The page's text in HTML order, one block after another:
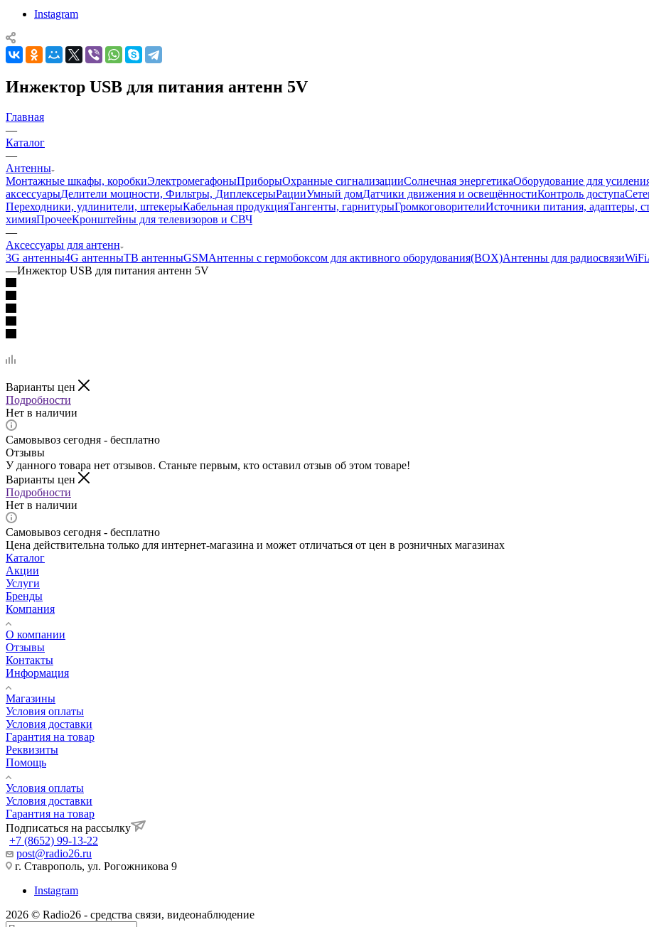
Instagram
Инжектор USB для питания антенн 5V
Главная
—
Каталог
—
Антенны
Монтажные шкафы, коробкиЭлектромегафоныПриборыОхранные сигнализацииСолнечная энергетикаОборудование для
аксессуарыДелители мощности, Фильтры, ДиплексерыРацииУмный домДатчики движения и освещённостиКонтроль доступа
Переходники, удлинители, штекерыКабельная продукцияТангенты, гарнитурыГромкоговорителиИсточники питания, адаптеры,
химияПрочееКронштейны для телевизоров и СВЧ
—
Аксессуары для антенн
3G антенны4G антенныТВ антенныGSMАнтенны с гермобоксом для активного оборудования(BOX)Антенны для радиосвязиWiFi
—Инжектор USB для питания антенн 5V
Варианты цен
Подробности
Нет в наличии
Самовывоз сегодня - бесплатно
Отзывы
У данного товара нет отзывов. Станьте первым, кто оставил отзыв об этом товаре!
Варианты цен
Подробности
Нет в наличии
Самовывоз сегодня - бесплатно
Цена действительна только для интернет-магазина и может отличаться от цен в розничных магазинах
Каталог
Акции
Услуги
Бренды
Компания
О компании
Отзывы
Контакты
Информация
Магазины
Условия оплаты
Условия доставки
Гарантия на товар
Реквизиты
Помощь
Условия оплаты
Условия доставки
Гарантия на товар
Подписаться на рассылку
+7 (8652) 99-13-22
post@radio26.ru
г. Ставрополь, ул. Рогожникова 9
Instagram
2026 © Radio26 - средства связи, видеонаблюдение